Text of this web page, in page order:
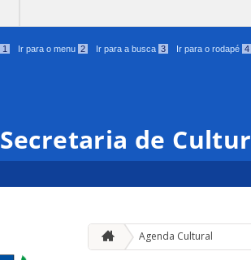
1 Ir para o menu 2 Ir para a busca 3 Ir para o rodapé 4
Secretaria de
Agenda Cultural